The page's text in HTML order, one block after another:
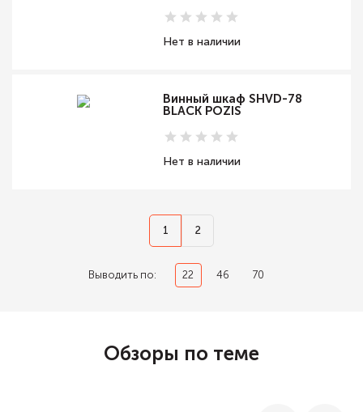
Нет в наличии
Винный шкаф SHVD-78
BLACK POZIS
Нет в наличии
1 2
Выводить по: 22 46 70
Обзоры по теме